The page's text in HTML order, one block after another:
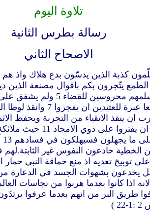
تلاوة اليوم
رسالة بطرس الثانية
الاصحاح الثاني
على ملائكة قد اخطأوا بل في
انفسهم عبيد الفساد.لان ما انغلب منه احد فهو له مستعبد ايضا.
:1-22 )